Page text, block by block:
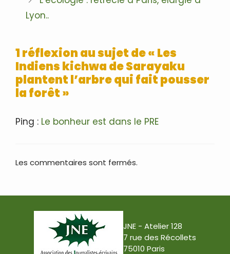
Lyon..
1 réflexion au sujet de « Les
Indiens kichwa de Sarayaku
plantent l’arbre qui fait pousser
la forêt »
Ping : Le bonheur est dans le PRE
Les commentaires sont fermés.
JNE - Atelier 128
7 rue des Récollets
75010 Paris